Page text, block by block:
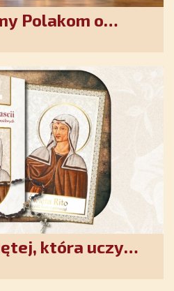
Polakom o
Stróża!
która uczy
się Bogu.